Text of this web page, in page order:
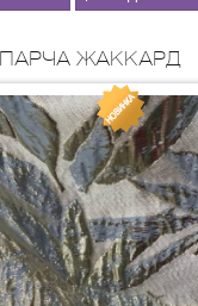
ПАРЧА ЖАККАРД